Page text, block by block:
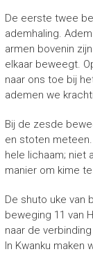
De eerste twee
ademhaling.
armen bovenin
elkaar beweegt.
naar ons toe bij
ademen we
Bij de zesde
en stoten
hele lichaam; niet
manier om kime
De shuto uke van
beweging 11 van
naar de
In Kwanku maken